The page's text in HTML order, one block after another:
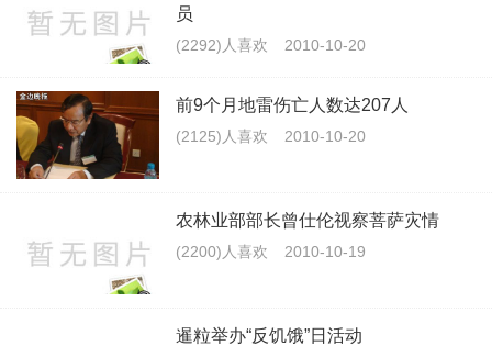
员
(2292)人喜欢 2010-10-20
前9个月地雷伤亡人数达207人
(2125)人喜欢 2010-10-20
农林业部部长曾仕伦视察菩萨灾情
(2200)人喜欢 2010-10-19
暹粒举办“反饥饿”日活动